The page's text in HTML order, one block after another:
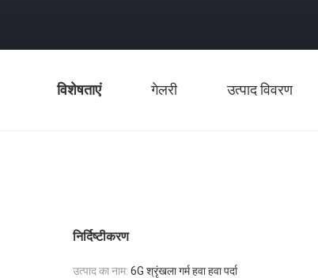
विशेषताएं गेलरी उत्पाद विवरण
निर्दिष्टीकरण
उत्पाद का नाम: 6G श्रृंखला गर्म हवा हवा पर्दा